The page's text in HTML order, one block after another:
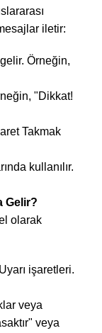
iletir:
Örneğin,
"Dikkat!
Takmak
kullanılır.
Gelir?
olarak
Uyarı işaretleri.
veya
veya